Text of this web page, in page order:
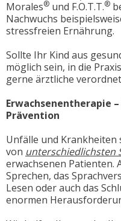
Morales® und F.O.T.T.®
Nachwuchs
stressfreien Ernährung.
Sollte Ihr Kind aus
möglich sein, in die
gerne ärztliche
Erwachsenentherapie
Prävention
Unfälle und Krankheiten
von unterschiedlichsten
erwachsenen Patienten.
Sprechen, das
Lesen oder auch das
enormen